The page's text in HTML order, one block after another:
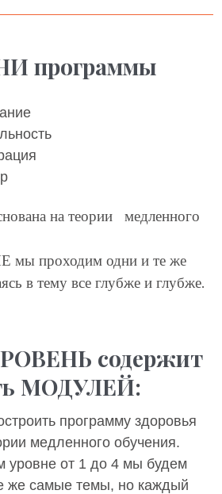
программы
на теории медленного
проходим одни и те же
в тему все глубже и глубже.
содержит
МОДУЛЕЙ:
программу здоровья
медленного обучения.
уровне от 1 до 4 мы будем
же самые темы, но каждый